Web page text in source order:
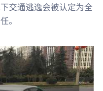
交通逃逸会被认定为全
。